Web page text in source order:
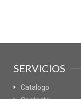
SERVICIOS
Catalogo